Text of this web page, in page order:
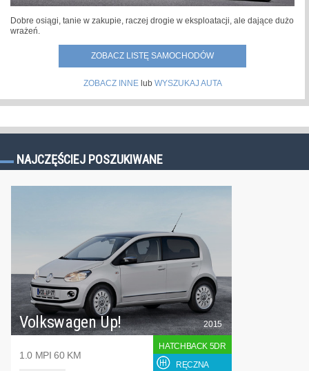
Dobre osiągi, tanie w zakupie, raczej drogie w eksploatacji, ale dające dużo
wrażeń.
ZOBACZ LISTĘ SAMOCHODÓW
ZOBACZ INNElub WYSZUKAJ AUTA
NAJCZĘŚCIEJ POSZUKIWANE
Volkswagen Up!
1.0 MPI 60 KM
2015
HATCHBACK 5DR
RĘCZNA